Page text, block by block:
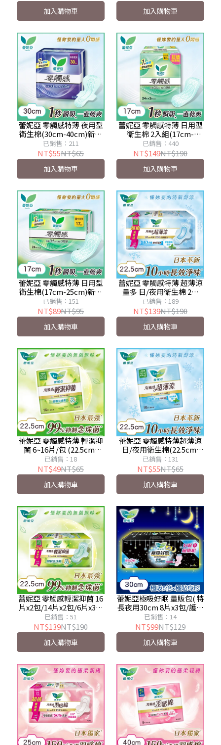
加入購物車 加入購物車
蕾妮亞 零觸感特薄 夜用型
衛生棉(30cm-40cm)新舊
包裝隨機出貨
已銷售：211
NT$55NT$65
加入購物車
蕾妮亞 零觸感特薄 日用型
衛生棉 2入組(17cm-
25cm)新舊包裝隨機出貨
已銷售：440
NT$149NT$190
加入購物車
蕾妮亞 零觸感特薄 日用型
衛生棉(17cm-25cm)新舊
包裝隨機出貨
已銷售：151
NT$89NT$95
加入購物車
蕾妮亞 零觸感特薄 超薄涼
量多 日/夜用衛生棉 2入
組/3入組 (22.5cm-30cm)
已銷售：189
NT$139NT$190
加入購物車
蕾妮亞 零觸感特薄 輕潔抑
菌 6~16片/包 (22.5cm-
30cm)
已銷售：18
NT$49NT$65
加入購物車
蕾妮亞 零觸感特薄超薄涼
日/夜用衛生棉(22.5cm-
30cm)
已銷售：131
NT$55NT$65
加入購物車
蕾妮亞 零觸感輕潔抑菌 16
片x2包/14片x2包/6片x3包
(22.5cm-30cm)
已銷售：51
NT$139NT$190
加入購物車
蕾妮亞極吸好眠 量販包( 特
長夜用30cm 8片x3包/護邊
特長夜用35cm 8片x2包)
已銷售：14
NT$99NT$129
加入購物車